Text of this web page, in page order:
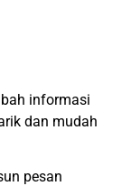
informasi
dan mudah
pesan